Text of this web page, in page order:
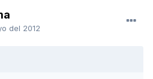
del 2012